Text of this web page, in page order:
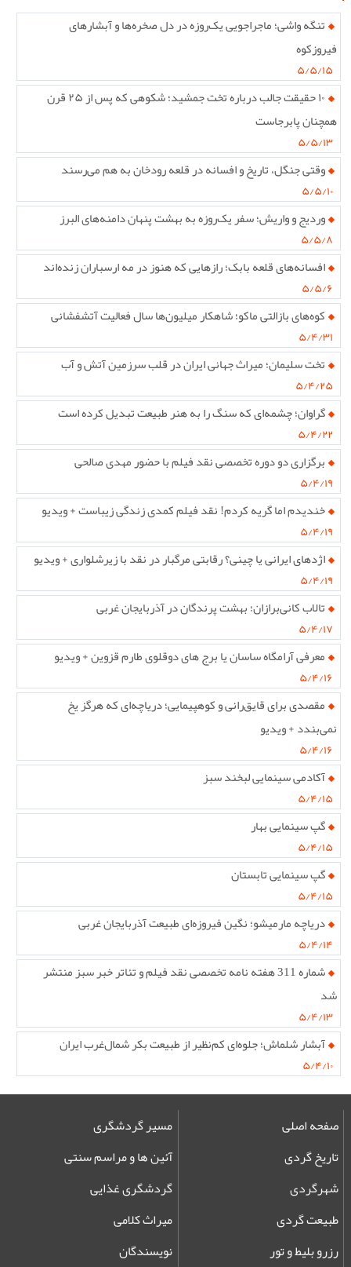
تنگه واشی؛ ماجراجویی یک‌روزه در دل صخره‌ها و آبشارهای
فیروزکوه
۵/۵/۱۵
۱۰ حقیقت جالب درباره تخت جمشید؛ شکوهی که پس از ۲۵ قرن
همچنان پابرجاست
۵/۵/۱۳
وقتی جنگل، تاریخ و افسانه در قلعه رودخان به هم می‌رسند
۵/۵/۱۰
وردیج و واریش؛ سفر یک‌روزه به بهشت پنهان دامنه‌های البرز
۵/۵/۸
افسانه‌های قلعه بابک؛ رازهایی که هنوز در مه ارسباران زنده‌اند
۵/۵/۶
کوه‌های بازالتی ماکو؛ شاهکار میلیون‌ها سال فعالیت آتشفشانی
۵/۴/۳۱
تخت سلیمان؛ میراث جهانی ایران در قلب سرزمین آتش و آب
۵/۴/۲۵
گراوان؛ چشمه‌ای که سنگ را به هنر طبیعت تبدیل کرده است
۵/۴/۲۲
برگزاری دو دوره تخصصی نقد فیلم با حضور مهدی صالحی
۵/۴/۱۹
خندیدم اما گریه کردم! نقد فیلم کمدی زندگی زیباست + ویدیو
۵/۴/۱۹
اژدهای ایرانی یا چینی؟ رقابتی مرگبار در نقد با زیرشلواری + ویدیو
۵/۴/۱۹
تالاب کانی‌برازان؛ بهشت پرندگان در آذربایجان غربی
۵/۴/۱۷
معرفی آرامگاه ساسان یا برج های دوقلوی طارم قزوین + ویدیو
۵/۴/۱۶
مقصدی برای قایق‌رانی و کوهپیمایی؛ دریاچه‌ای که هرگز یخ
نمی‌بندد + ویدیو
۵/۴/۱۶
آکادمی سینمایی لبخند سبز
۵/۴/۱۵
گپ سینمایی بهار
۵/۴/۱۵
گپ سینمایی تابستان
۵/۴/۱۵
دریاچه مارمیشو؛ نگین فیروزه‌ای طبیعت آذربایجان غربی
۵/۴/۱۴
شماره 311 هفته نامه تخصصی نقد فیلم و تئاتر خبر سبز منتشر
شد
۵/۴/۱۳
آبشار شلماش؛ جلوه‌ای کم‌نظیر از طبیعت بکر شمال‌غرب ایران
۵/۴/۱۰
صفحه اصلی
تاریخ گردی
شهرگردی
طبیعت گردی
مسیر گردشگری
آئین ها و مراسم سنتی
گردشگری غذایی
میراث کلامی
رزرو بلیط و تور
نویسندگان